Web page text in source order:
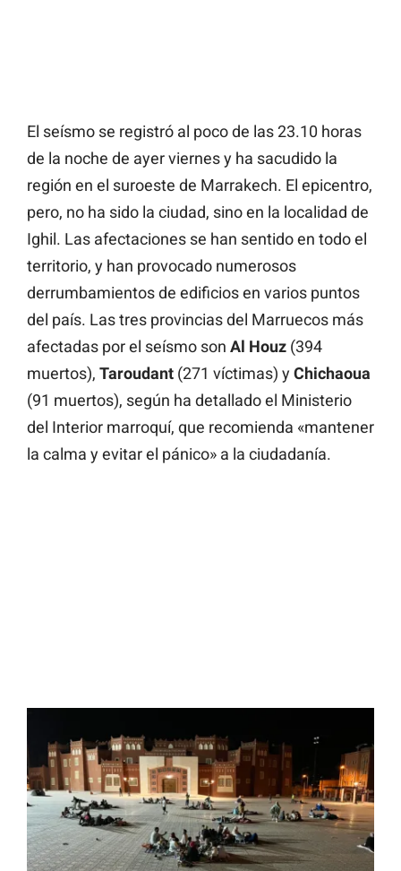
El seísmo se registró al poco de las 23.10 horas
de la noche de ayer viernes y ha sacudido la
región en el suroeste de Marrakech. El epicentro,
pero, no ha sido la ciudad, sino en la localidad de
Ighil. Las afectaciones se han sentido en todo el
territorio, y han provocado numerosos
derrumbamientos de edificios en varios puntos
del país. Las tres provincias del Marruecos más
afectadas por el seísmo son Al Houz (394
muertos), Taroudant (271 víctimas) y Chichaoua
(91 muertos), según ha detallado el Ministerio
del Interior marroquí, que recomienda «mantener
la calma y evitar el pánico» a la ciudadanía.